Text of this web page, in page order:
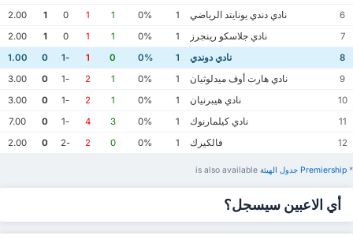
6
نادي دندي يونايتد الرياضي 1
0%
1
1
0
1
2.00
7
نادي جلاسكو رينجرز 1
0%
1
1
0
1
2.00
8
نادي دوندي 1
0%
0
1
-1
0
1.00
9
نادي هارت أوف ميدلوثيان 1
0%
1
2
-1
0
3.00
10
نادي هيبرنيان 1
0%
1
2
-1
0
3.00
11
نادي كيلمارنوك 1
0%
3
4
-1
0
7.00
12
فالكيرك 1
0%
0
2
-2
0
2.00
* Premiership ‏جدول الهيئة
أي الاعبين سيسجل؟